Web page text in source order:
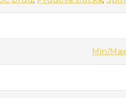
Min/Max